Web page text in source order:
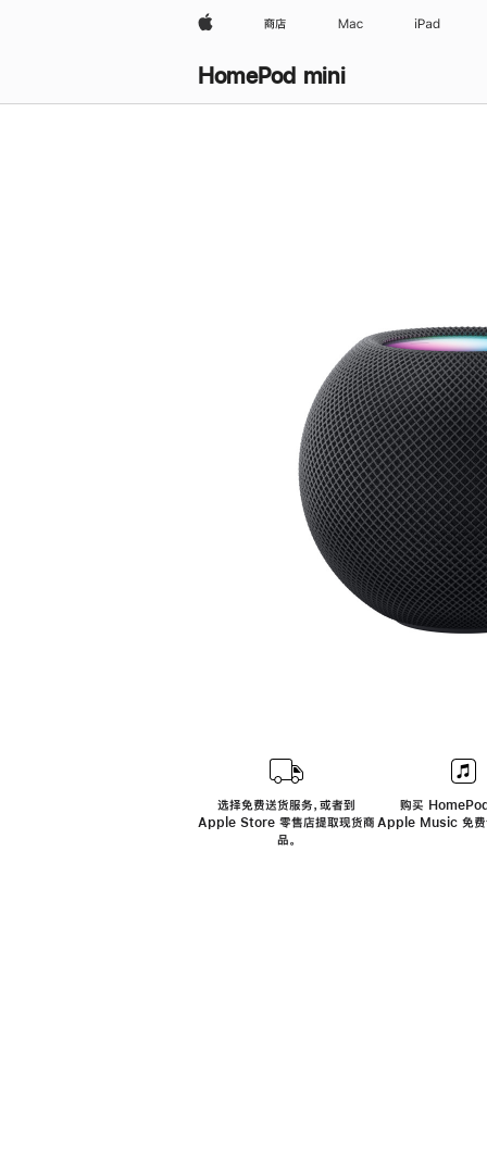
Apple 商店 Mac iPad
HomePod mini
选择免费送货服务，或者到
Apple Store 零售店提取现货商
品。
购买
Apple Music 免费